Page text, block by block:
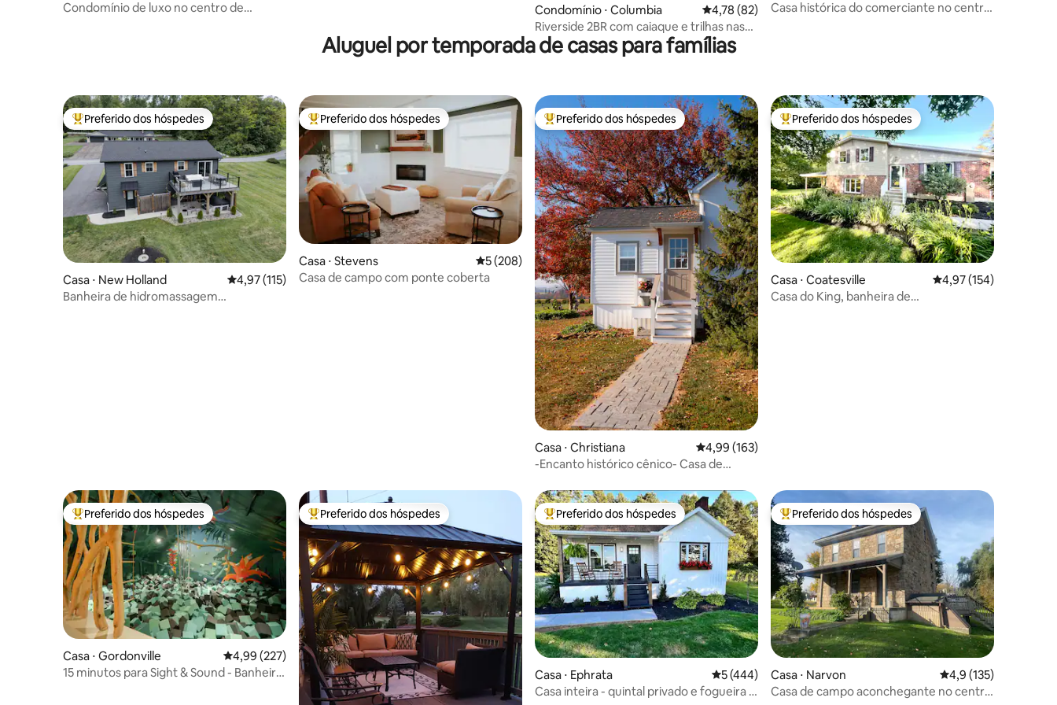
Condomínio de luxo no centro de
Condomínio ⋅ Columbia 4,78 de uma avaliação média de 5, 82 avaliações
4,78 (82)
Riverside 2BR com caiaque e trilhas nas
proximidades
Casa histórica do comerciante no centro
Aluguel por temporada de casas para famílias
Entre os melhores preferidos dos hóspedes
Preferido dos hóspedes
Casa ⋅ New Holland 4,97 de uma avaliação média de 5, 115 avaliações
4,97 (115)
Banheira de hidromassagem
Entre os melhores preferidos dos hóspedes
Preferido dos hóspedes
Casa ⋅ Stevens 5 de uma avaliação média de 5, 208 avaliações
5 (208)
Casa de campo com ponte coberta
Entre os melhores preferidos dos hóspedes
Preferido dos hóspedes
Casa ⋅ Christiana 4,99 de uma avaliação média de 5, 163 avaliações
4,99 (163)
-Encanto histórico cênico- Casa de
Entre os melhores preferidos dos hóspedes
Preferido dos hóspedes
Casa ⋅ Coatesville 4,97 de uma avaliação
4,97 (154)
Casa do King, banheira de
Entre os melhores preferidos dos hóspedes
Preferido dos hóspedes
Casa ⋅ Gordonville 4,99 de uma avaliação média de 5, 227 avaliações
4,99 (227)
15 minutos para Sight & Sound - Banheira
Entre os melhores preferidos dos hóspedes
Preferido dos hóspedes Entre os melhores preferidos dos hóspedes
Preferido dos hóspedes
Casa ⋅ Ephrata 5 de uma avaliação média de 5, 444 avaliações
5 (444)
Casa inteira - quintal privado e fogueira -
Entre os melhores preferidos dos hóspedes
Preferido dos hóspedes
Casa ⋅ Narvon 4,9 de uma avaliação
4,9 (135)
Casa de campo aconchegante no centro